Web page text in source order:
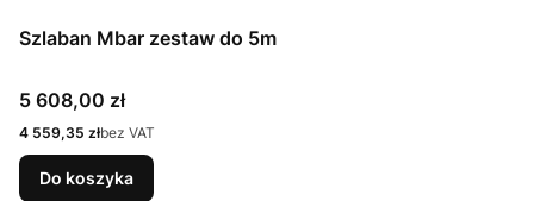
Szlaban Mbar zestaw do 5m
Cena
5 608,00 zł
Cena
4 559,35 złbez VAT
Do koszyka